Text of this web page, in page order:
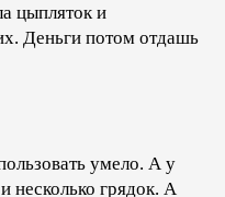
цыпляток и
Деньги потом отдашь
умело. А у
несколько грядок. А